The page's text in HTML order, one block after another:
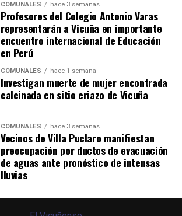
COMUNALES hace 3 semanas
Profesores del Colegio Antonio Varas
representarán a Vicuña en importante
encuentro internacional de Educación
en Perú
COMUNALES hace 1 semana
Investigan muerte de mujer encontrada
calcinada en sitio eriazo de Vicuña
COMUNALES hace 3 semanas
Vecinos de Villa Puclaro manifiestan
preocupación por ductos de evacuación
de aguas ante pronóstico de intensas
lluvias